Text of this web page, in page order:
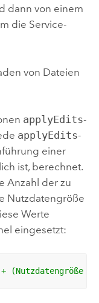
dann von einem
die Service-
von Dateien
applyEdits-
applyEdits-
einer
ist, berechnet.
Anzahl der zu
Nutzdatengröße
Werte
eingesetzt:
(Nutzdatengröße